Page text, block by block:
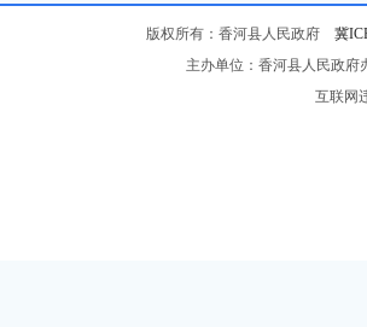
版权所有：香河县人民政府 冀
主办单位：香河县人民政
互联网